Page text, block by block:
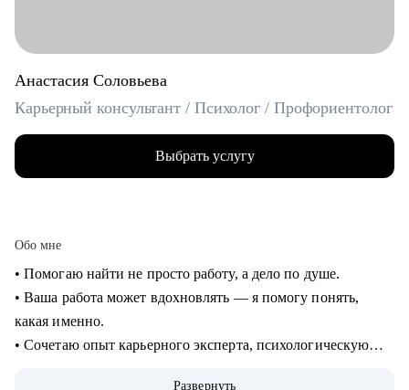
Анастасия Соловьева
Карьерный консультант / Психолог / Профориентолог
Выбрать услугу
Обо мне
• Помогаю найти не просто работу, а дело по душе.
• Ваша работа может вдохновлять — я помогу понять,
какая именно.
• Сочетаю опыт карьерного эксперта, психологическую
Развернуть